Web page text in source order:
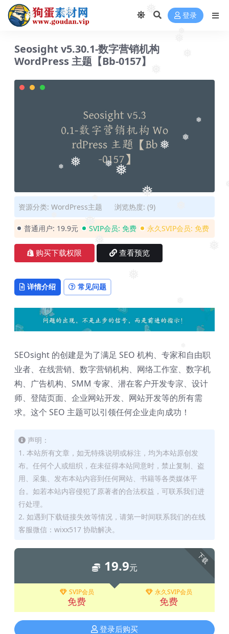
❅
❅
❅
❅
❅
❅
❅
❅
❅
❅
❅ ❅
❅
❅
❅
❅ ❅❅ ❅ 登录
Seosight v5.30.1-数字营销机构
WordPress 主题【Bb-0157】
资源分类: WordPress主题 浏览热度: (9)
普通用户: 19.9元 SVIP会员: 免费 永久SVIP会员: 免费
购买下载权限 查看预览
详情介绍 常见问题
SEOsight 的创建是为了满足 SEO 机构、专家和自由职
业者、在线营销、数字营销机构、网络工作室、数字机
构、广告机构、SMM 专家、潜在客户开发专家、设计
师、登陆页面、企业网站开发、网站开发等的所有需
求。这个 SEO 主题可以引领任何企业走向成功！
声明：
1. 本站所有文章，如无特殊说明或标注，均为本站原创发
布。任何个人或组织，在未征得本站同意时，禁止复制、盗
用、采集、发布本站内容到任何网站、书籍等各类媒体平
台。如若本站内容侵犯了原著者的合法权益，可联系我们进
行处理。
2. 如遇到下载链接失效等情况，请第一时间联系我们的在线
客服微信：wixx517 协助解决。
下载
19.9元
SVIP会员
免费
永久SVIP会员
免费
登录后购买